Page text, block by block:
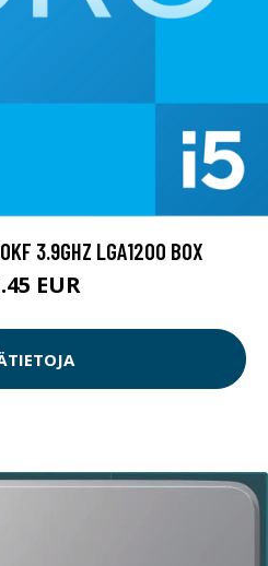
3.9GHZ LGA1200 BOX
EUR